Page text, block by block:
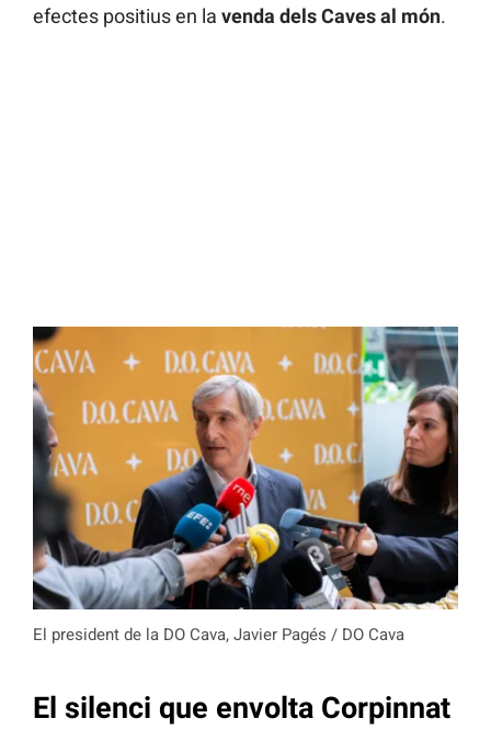
efectes positius en la venda dels Caves al món.
El president de la DO Cava, Javier Pagés / DO Cava
El silenci que envolta Corpinnat